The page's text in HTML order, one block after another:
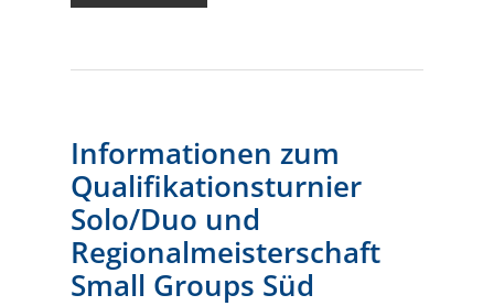
Informationen zum
Qualifikationsturnier
Solo/Duo und
Regionalmeisterschaft
Small Groups Süd